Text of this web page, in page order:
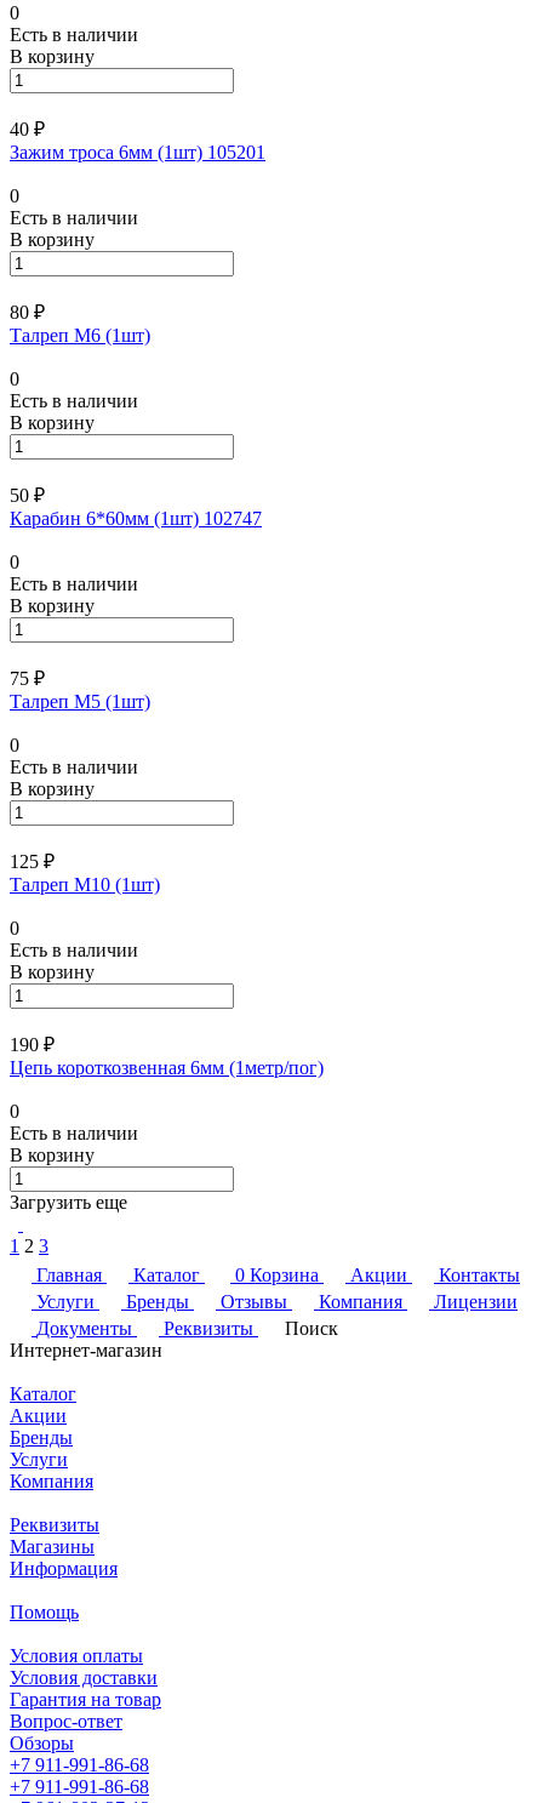
0
Есть в наличии
В корзину
40 ₽
Зажим троса 6мм (1шт) 105201
0
Есть в наличии
В корзину
80 ₽
Талреп М6 (1шт)
0
Есть в наличии
В корзину
50 ₽
Карабин 6*60мм (1шт) 102747
0
Есть в наличии
В корзину
75 ₽
Талреп М5 (1шт)
0
Есть в наличии
В корзину
125 ₽
Талреп М10 (1шт)
0
Есть в наличии
В корзину
190 ₽
Цепь короткозвенная 6мм (1метр/пог)
0
Есть в наличии
В корзину
Загрузить еще
1 2 3
Главная
Каталог 0 Корзина Акции
Контакты
Услуги
Бренды Отзывы Компания
Лицензии
Документы
Реквизиты
Поиск
Интернет-магазин
Каталог
Акции
Бренды
Услуги
Компания
Реквизиты
Магазины
Информация
Помощь
Условия оплаты
Условия доставки
Гарантия на товар
Вопрос-ответ
Обзоры
+7 911-991-86-68
+7 911-991-86-68